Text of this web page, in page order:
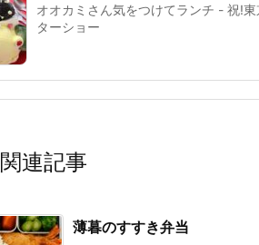
オオカミさん気をつけてランチ - 祝!東
ターショー
関連記事
薄暮のすすき弁当